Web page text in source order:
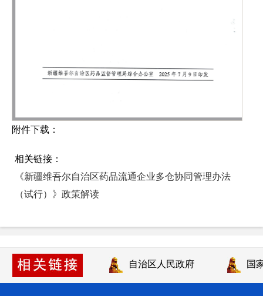
附件下载：
相关链接：
《新疆维吾尔自治区药品流通企业多仓协同管理办法
（试行）》政策解读
自治区人民政府 国